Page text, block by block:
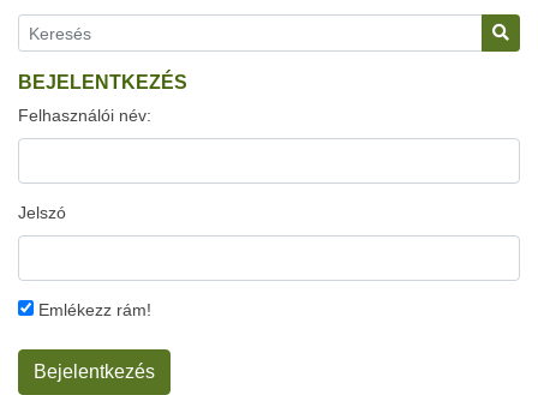
BEJELENTKEZÉS
Felhasználói név:
Jelszó
Emlékezz rám!